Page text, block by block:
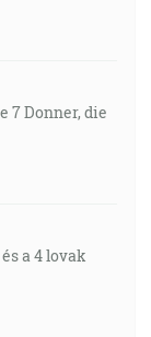
7 Donner, die
a 4 lovak